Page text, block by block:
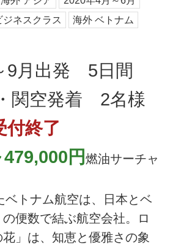
ジネスクラス 海外 ベトナム
9月出発 5日間
関空発着 2名様
付終了
円 燃油サーチャ
ベトナム航空は、日本とベ
の便数で結ぶ航空会社。ロ
」は、知恵と優雅さの象